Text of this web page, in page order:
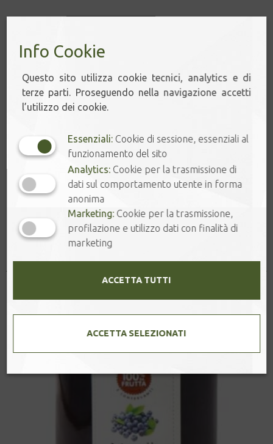
4,30€
8 disponibili
PETALI
quantità
- +
Prodotti correlati
Info Cookie
Questo sito utilizza cookie tecnici, analytics e di
terze parti. Proseguendo nella navigazione accetti
l’utilizzo dei cookie.
Essenziali: Cookie di sessione, essenziali al
funzionamento del sito
Analytics: Cookie per la trasmissione di
dati sul comportamento utente in forma
anonima
Marketing: Cookie per la trasmissione,
profilazione e utilizzo dati con finalità di
marketing
ACCETTA TUTTI
ACCETTA SELEZIONATI